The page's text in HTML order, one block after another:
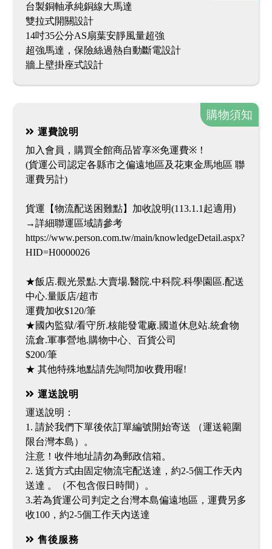
台製銅軸承純銅線大馬達
雙拉式開關設計
14吋35公分AS扇葉安靜風量超強
超強馬達，保險絲過熱自動斷電設計
牆上壁掛座式設計
購物須知
運費說明
加入會員，購買全館商品皆享※免運費※！
(貨運公司認定各縣市之偏遠地區及花東金馬地區 聯
運費另計)
貨運【物流配送困難點】加收說明(113.1.1起適用)
→詳細聯運區域請參考
https://www.person.com.tw/main/knowledgeDetail.aspx?
HID=H0000026
★飯店.觀光景點.大賣場.醫院.中科院.科學園區.配送
中心.量販店/超市
運費加收$120/筆
★國內監獄/看守所.核能發電廠.國道休息站.統倉物
流倉.軍事營地.購物中心、百貨公司
$200/筆
★ 其他特殊地點請先詢問加收費用喔!
運送說明
運送說明：
1. 請於我們下單後依訂單編號開始寄送 （運送範圍
限台灣本島）。
注意！收件地址請勿為郵政信箱。
2. 送貨方式由固定物流宅配送達，約2-5個工作天內
送達 。（不包含假日時間）。
3.若為貨運公司判定之台灣本島偏遠地區，運費另多
收100，約2-5個工作天內送達
售後服務